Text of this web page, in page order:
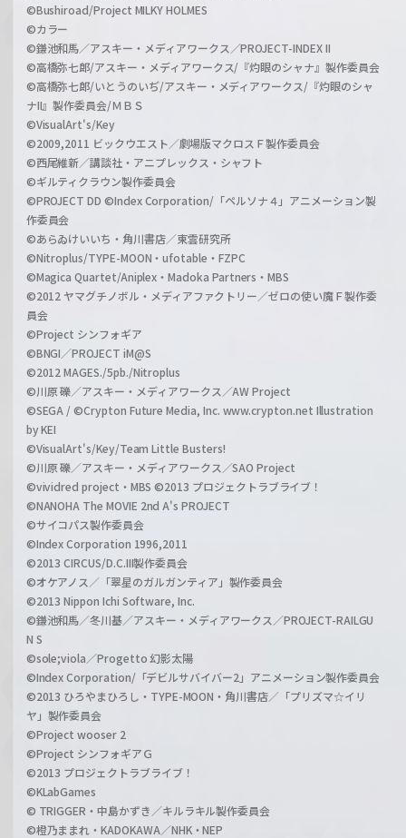
©Bushiroad/Project MILKY HOLMES
©カラー
©鎌池和馬／アスキー・メディアワークス／PROJECT-INDEX II
©高橋弥七郎/アスキー・メディアワークス/『灼眼のシャナ』製作委員会
©高橋弥七郎/いとうのいぢ/アスキー・メディアワークス/『灼眼のシャ
ナII』製作委員会/ＭＢＳ
©VisualArt's/Key
©2009,2011 ビックウエスト／劇場版マクロスＦ製作委員会
©西尾維新／講談社・アニプレックス・シャフト
©ギルティクラウン製作委員会
©PROJECT DD ©Index Corporation/「ペルソナ４」アニメーション製
作委員会
©あらゐけいいち・角川書店／東雲研究所
©Nitroplus/TYPE-MOON・ufotable・FZPC
©Magica Quartet/Aniplex・Madoka Partners・MBS
©2012 ヤマグチノボル・メディアファクトリー／ゼロの使い魔Ｆ製作委
員会
©Project シンフォギア
©BNGI／PROJECT iM@S
©2012 MAGES./5pb./Nitroplus
©川原 礫／アスキー・メディアワークス／AW Project
©SEGA / ©Crypton Future Media, Inc. www.crypton.net Illustration
by KEI
©VisualArt's/Key/Team Little Busters!
©川原 礫／アスキー・メディアワークス／SAO Project
©vividred project・MBS ©2013 プロジェクトラブライブ！
©NANOHA The MOVIE 2nd A's PROJECT
©サイコパス製作委員会
©Index Corporation 1996,2011
©2013 CIRCUS/D.C.III製作委員会
©オケアノス／「翠星のガルガンティア」製作委員会
©2013 Nippon Ichi Software, Inc.
©鎌池和馬／冬川基／アスキー・メディアワークス／PROJECT-RAILGU
N S
©sole;viola／Progetto 幻影太陽
©Index Corporation/「デビルサバイバー2」アニメーション製作委員会
©2013 ひろやまひろし・TYPE-MOON・角川書店／「プリズマ☆イリ
ヤ」製作委員会
©Project wooser 2
©Project シンフォギアＧ
©2013 プロジェクトラブライブ！
©KLabGames
© TRIGGER・中島かずき／キルラキル製作委員会
©橙乃ままれ・KADOKAWA／NHK・NEP